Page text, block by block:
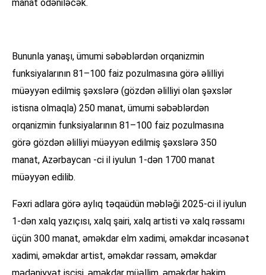
manat ödəniləcək.
Bununla yanaşı, ümumi səbəblərdən orqanizmin
funksiyalarının 81–100 faiz pozulmasına görə əlilliyi
müəyyən edilmiş şəxslərə (gözdən əlilliyi olan şəxslər
istisna olmaqla) 250 manat, ümumi səbəblərdən
orqanizmin funksiyalarının 81–100 faiz pozulmasına
görə gözdən əlilliyi müəyyən edilmiş şəxslərə 350
manat, Azərbaycan -ci il iyulun 1-dən 1700 manat
müəyyən edilib.
Fəxri adlara görə aylıq təqaüdün məbləği 2025-ci il iyulun
1-dən xalq yazıçısı, xalq şairi, xalq artisti və xalq rəssamı
üçün 300 manat, əməkdar elm xadimi, əməkdar incəsənət
xadimi, əməkdar artist, əməkdar rəssam, əməkdar